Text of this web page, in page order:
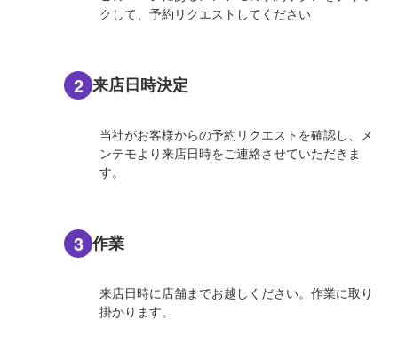
クして、予約リクエストしてください
2 来店日時決定
当社がお客様からの予約リクエストを確認し、メ
ンテモより来店日時をご連絡させていただきま
す。
3 作業
来店日時に店舗までお越しください。作業に取り
掛かります。